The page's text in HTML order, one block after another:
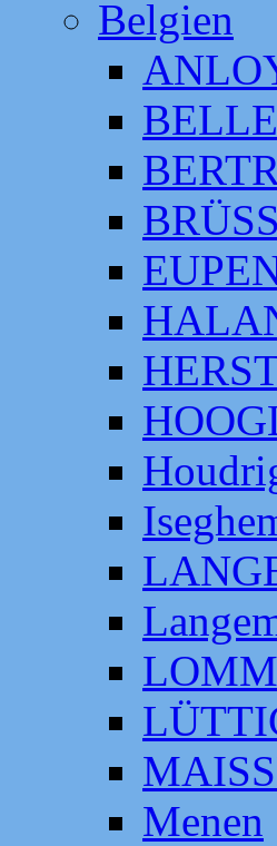
Belgien
Menen